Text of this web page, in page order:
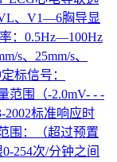
、V1—6胸导显
：0.5Hz—100Hz
s、25mm/s、
标信号：
范围（-2.0mV- - -
2002标准响应时
围：（超过预置
254次/分钟之间